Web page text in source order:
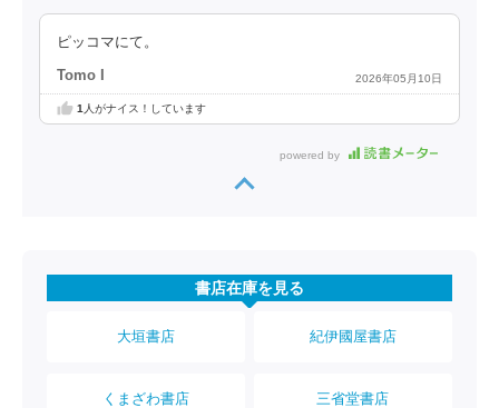
ピッコマにて。
Tomo I 2026年05月10日
1 人がナイス！しています
powered by
書店在庫を見る
大垣書店 紀伊國屋書店
くまざわ書店 三省堂書店